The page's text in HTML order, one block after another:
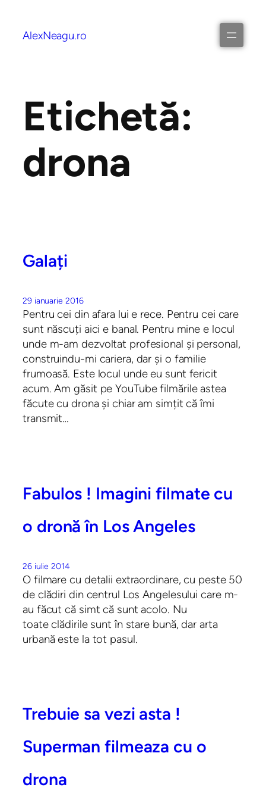
AlexNeagu.ro
Etichetă:
drona
Galați
29 ianuarie 2016
Pentru cei din afara lui e rece. Pentru cei care
sunt născuți aici e banal. Pentru mine e locul
unde m-am dezvoltat profesional și personal,
construindu-mi cariera, dar și o familie
frumoasă. Este locul unde eu sunt fericit
acum. Am găsit pe YouTube filmările astea
făcute cu drona și chiar am simțit că îmi
transmit…
Fabulos ! Imagini filmate cu
o dronă în Los Angeles
26 iulie 2014
O filmare cu detalii extraordinare, cu peste 50
de clădiri din centrul Los Angelesului care m-
au făcut că simt că sunt acolo. Nu
toate clădirile sunt în stare bună, dar arta
urbană este la tot pasul.
Trebuie sa vezi asta !
Superman filmeaza cu o
drona